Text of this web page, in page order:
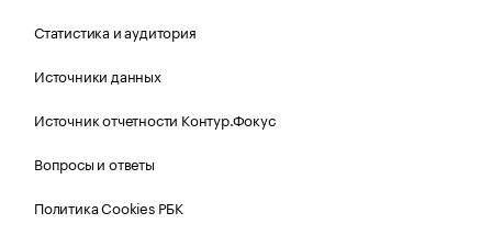
Статистика и аудитория
Источники данных
Источник отчетности Контур.Фокус
Вопросы и ответы
Политика Cookies РБК